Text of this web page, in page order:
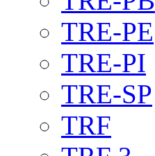
TRE-PE
TRE-PI
TRE-SP
TRF